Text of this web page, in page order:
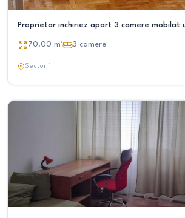
Proprietar inchiriez apart 3 camere mobilat
70.00 m² 3 camere
Sector 1